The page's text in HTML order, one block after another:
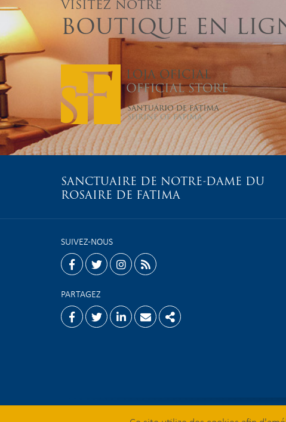
VISITEZ NOTRE
BOUTIQUE EN
SANCTUAIRE DE NOTRE-DAME DU
ROSAIRE DE FATIMA
SUIVEZ-NOUS
facebooktwitterinstagram
rss
PARTAGEZ
FacebookTwitterLinkedinEmailShare